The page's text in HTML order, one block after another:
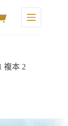
複本 2